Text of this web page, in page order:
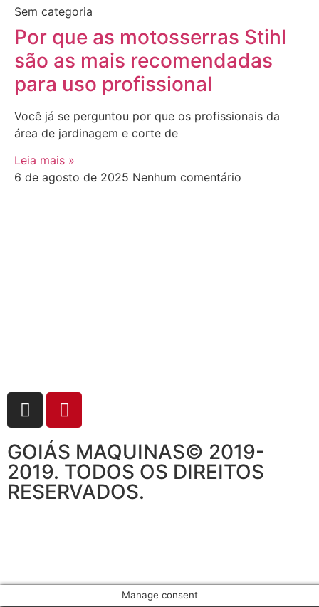
Sem categoria
Por que as motosserras Stihl
são as mais recomendadas
para uso profissional
Você já se perguntou por que os profissionais da
área de jardinagem e corte de
Leia mais »
6 de agosto de 2025 Nenhum comentário
GOIÁS MAQUINAS© 2019-
2019. TODOS OS DIREITOS
RESERVADOS.
Manage consent